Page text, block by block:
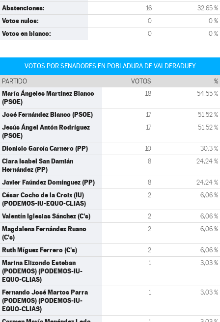
Abstenciones: 16 32,65 %
Votos nulos: 0 0 %
Votos en blanco: 0 0 %
VOTOS POR SENADORES EN POBLADURA DE VALDERADUEY
PARTIDO VOTOS %
María Ángeles Martínez Blanco
(PSOE)
18 54,55 %
José Fernández Blanco (PSOE) 17 51,52 %
Jesús Ángel Antón Rodríguez
(PSOE)
17 51,52 %
Dionisio García Carnero (PP) 10 30,3 %
Clara Isabel San Damián
Hernández (PP)
8 24,24 %
Javier Faúndez Domínguez (PP) 8 24,24 %
César Cocho de la Croix (IU)
(PODEMOS-IU-EQUO-CLIAS)
2 6,06 %
Valentín Iglesias Sánchez (C's) 2 6,06 %
Magdalena Fernández Ruano
(C's)
2 6,06 %
Ruth Míguez Ferrero (C's) 2 6,06 %
Marina Elizondo Esteban
(PODEMOS) (PODEMOS-IU-
EQUO-CLIAS)
1 3,03 %
Fernando José Martos Parra
(PODEMOS) (PODEMOS-IU-
EQUO-CLIAS)
1 3,03 %